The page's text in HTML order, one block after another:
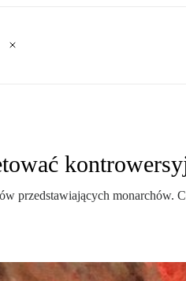
monarchów.